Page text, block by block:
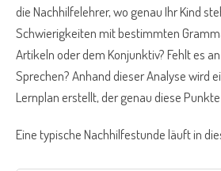
die Nachhilfelehrer, wo genau Ihr Kind
Schwierigkeiten mit bestimmten
Artikeln oder dem Konjunktiv? Fehlt es
Sprechen? Anhand dieser Analyse wird
Lernplan erstellt, der genau diese
Eine typische Nachhilfestunde läuft in